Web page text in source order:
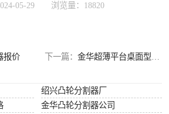
05-29 浏览量：18820
报价 下一篇： 金华超薄平台桌面型分割器购买
绍兴凸轮分割器厂
金华凸轮分割器公司